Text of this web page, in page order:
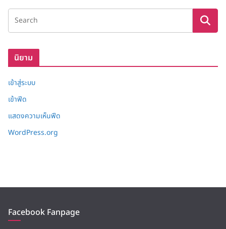
ง
ก็
นิยาม
เข้าสู่ระบบ
เข้าฟีด
แสดงความเห็นฟีด
WordPress.org
Facebook Fanpage